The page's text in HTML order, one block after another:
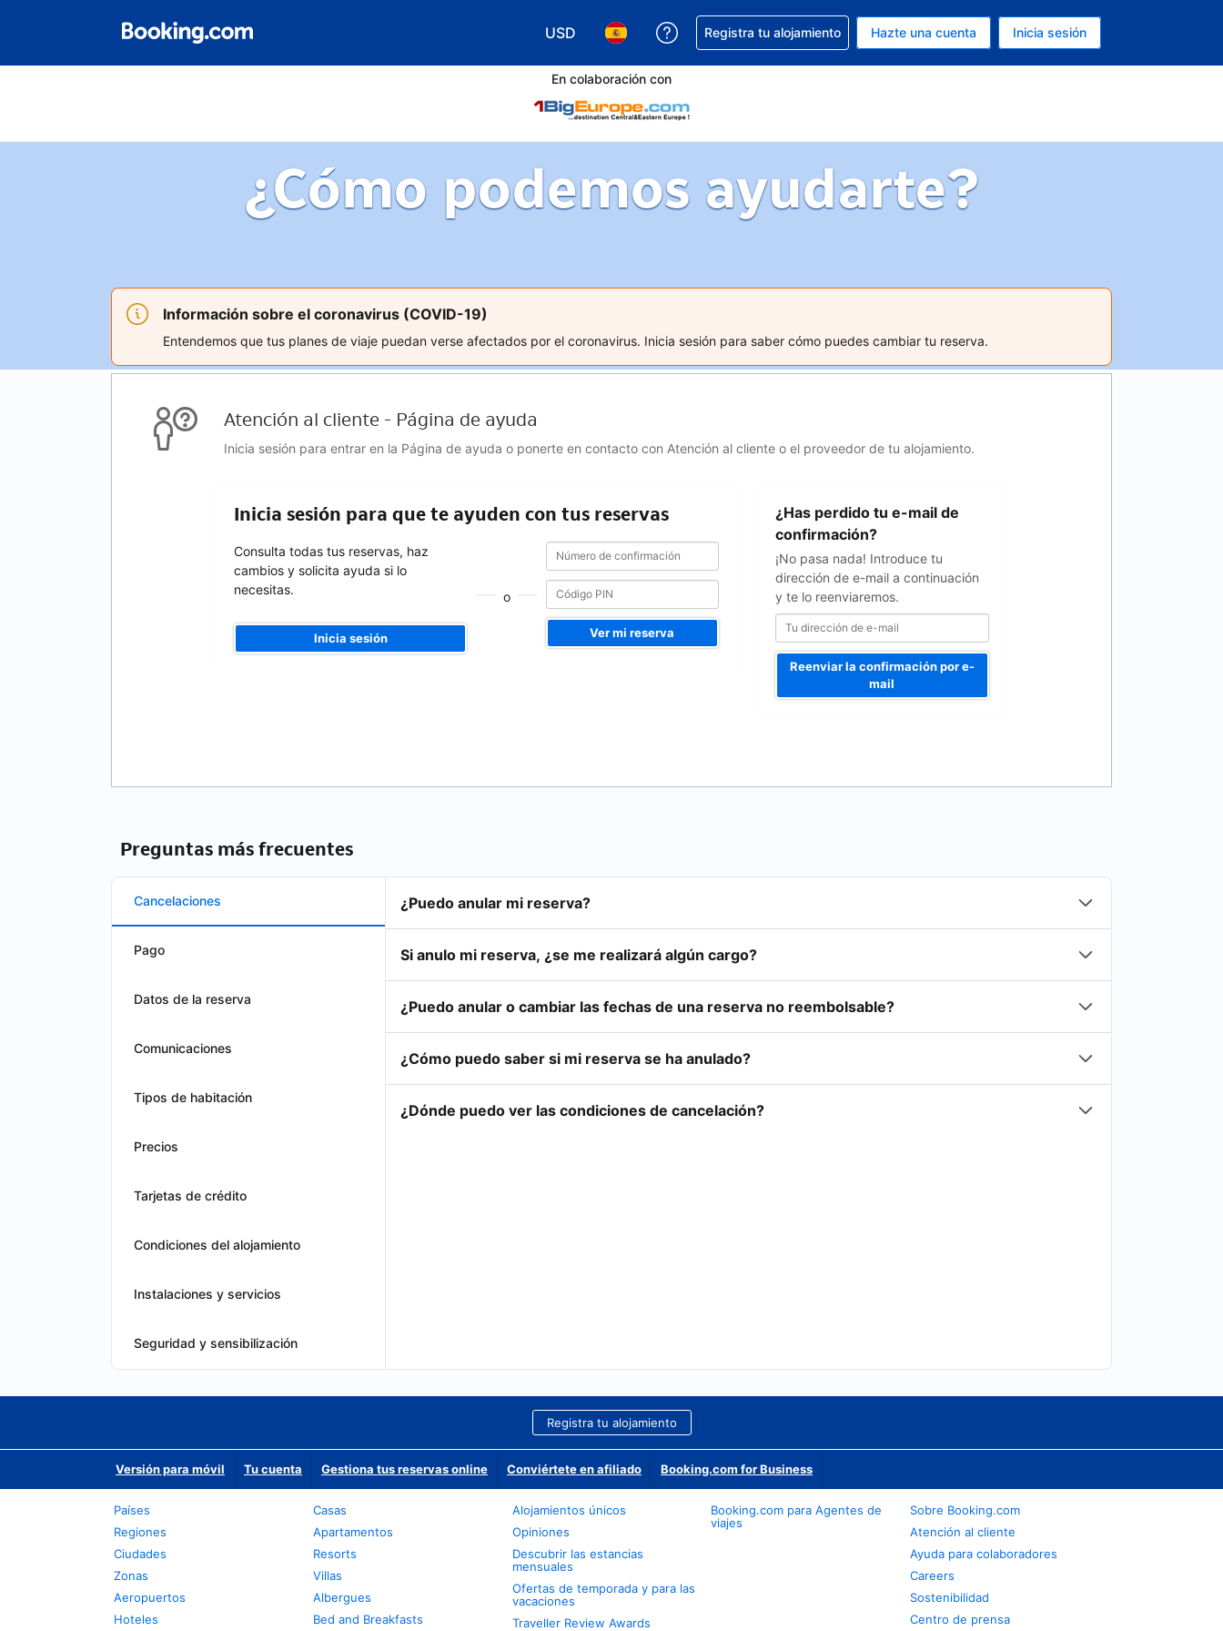
USD
Elegir tu moneda. Tu moneda actual es Dólar de EEUU
Elegir el idioma que prefieres. Tu idioma actual es Español
Obtener ayuda con la reserva
Registra tu alojamiento Hazte una cuenta Inicia sesión
En colaboración con
¿Cómo podemos ayudarte?
Información sobre el coronavirus (COVID-19)
Entendemos que tus planes de viaje puedan verse afectados por el coronavirus. Inicia sesión para saber cómo puedes cambiar tu reserva.
Atención al cliente - Página de ayuda
Inicia sesión para entrar en la Página de ayuda o ponerte en contacto con Atención al cliente o el proveedor de tu alojamiento.
Inicia sesión para que te ayuden con tus reservas
Consulta todas tus reservas, haz
cambios y solicita ayuda si lo
necesitas.
Inicia sesión
o
Número
de
confirmación
Número
confirmación
Ver mi reserva
¿Has perdido tu e-mail de
confirmación?
¡No pasa nada! Introduce tu
dirección de e-mail a continuación
y te lo reenviaremos.
dirección
Reenviar la confirmación por e-
mail
Preguntas más frecuentes
Cancelaciones
Pago
Datos de la reserva
Comunicaciones
Tipos de habitación
Precios
Tarjetas de crédito
Condiciones del alojamiento
Instalaciones y servicios
Seguridad y sensibilización
¿Puedo anular mi reserva?
Si anulo mi reserva, ¿se me realizará algún cargo?
¿Puedo anular o cambiar las fechas de una reserva no reembolsable?
¿Cómo puedo saber si mi reserva se ha anulado?
¿Dónde puedo ver las condiciones de cancelación?
Registra tu alojamiento
Versión para móvil Tu cuenta Gestiona tus reservas online Conviértete en afiliado Booking.com for Business
Países
Regiones
Ciudades
Zonas
Aeropuertos
Hoteles
Casas
Apartamentos
Resorts
Villas
Albergues
Bed and Breakfasts
Alojamientos únicos
Opiniones
Descubrir las estancias
mensuales
Ofertas de temporada y para las
vacaciones
Traveller Review Awards
Booking.com para Agentes de
viajes
Sobre Booking.com
Atención al cliente
Ayuda para colaboradores
Careers
Sostenibilidad
Centro de prensa